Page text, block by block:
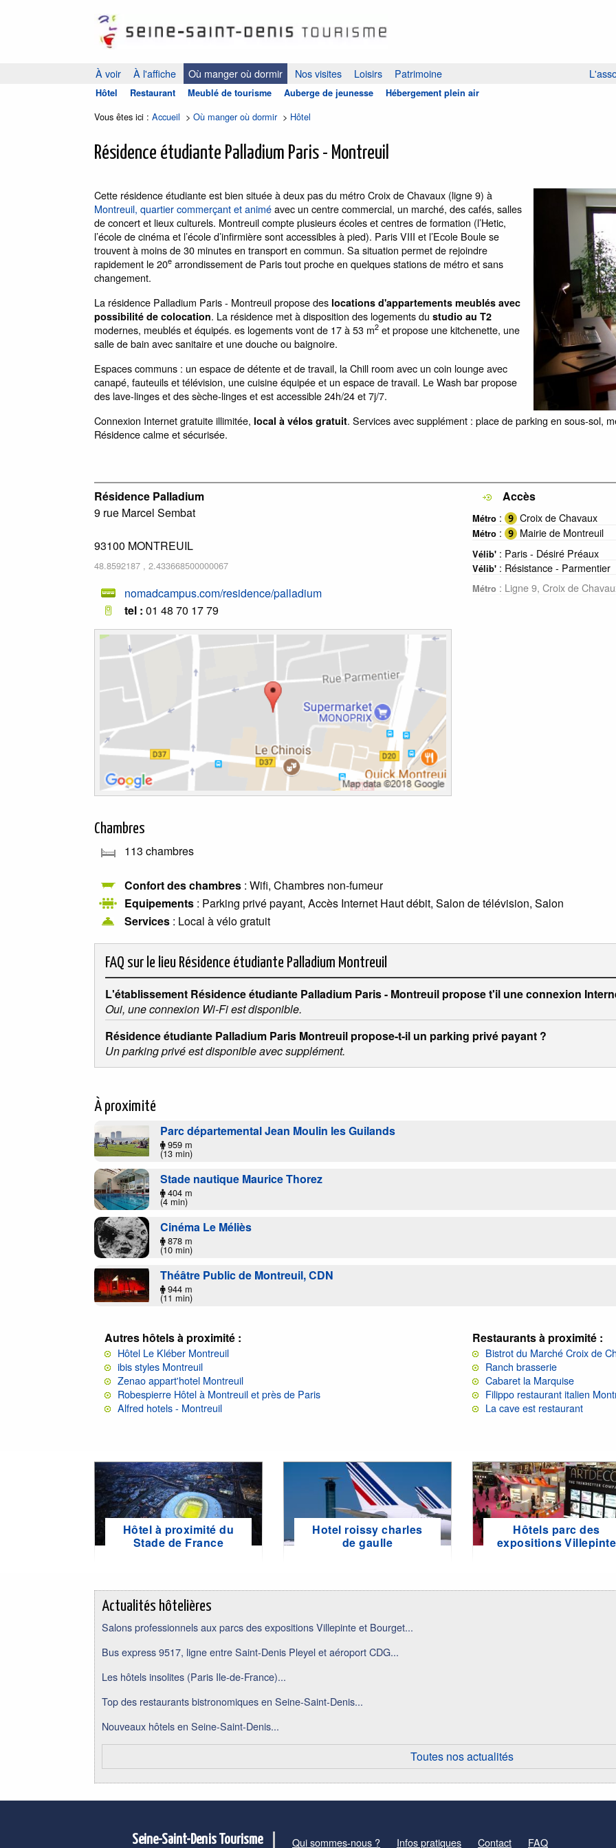
À voir À l'affiche Où manger où dormir Nos visites Loisirs Patrimoine
Hôtel Restaurant Meublé de tourisme Auberge de jeunesse Hébergement plein air
Vous êtes ici : Accueil > Où manger où dormir> Hôtel
Résidence étudiante Palladium Paris - Montreuil
Cette résidence étudiante est bien située à deux pas du métro Croix de Chavaux (ligne 9) à
Montreuil, quartier commerçant et animéavec un centre commercial, un marché, des cafés, salles
de concert et lieux culturels. Montreuil compte plusieurs écoles et centres de formation (l’Hetic,
l’école de cinéma et l’école d’infirmière sont accessibles à pied). Paris VIII et l’Ecole Boule se
trouvent à moins de 30 minutes en transport en commun. Sa situation permet de rejoindre
rapidement le 20e arrondissement de Paris tout proche en quelques stations de métro et sans
changement.
La résidence Palladium Paris - Montreuil propose des locations d'appartements meublés avec
possibilité de colocation. La résidence met à disposition des logements du studio au T2
modernes, meublés et équipés. es logements vont de 17 à 53 m2 et propose une kitchenette, une
salle de bain avec sanitaire et une douche ou baignoire.
Espaces communs : un espace de détente et de travail, la Chill room avec un coin lounge avec
canapé, fauteuils et télévision, une cuisine équipée et un espace de travail. Le Wash bar propose
des lave-linges et des sèche-linges et est accessible 24h/24 et 7j/7.
Connexion Internet gratuite illimitée, local à vélos gratuit. Services avec supplément : place de parking en sous-sol,
Résidence calme et sécurisée.
Résidence Palladium
9 rue Marcel Sembat
93100 MONTREUIL
48.8592187 , 2.433668500000067
nomadcampus.com/residence/palladium
tel : 01 48 70 17 79
Accès
Métro : Croix de Chavaux
Métro : Mairie de Montreuil
Vélib' : Paris - Désiré Préaux
Vélib' : Résistance - Parmentier
Métro : Ligne 9, Croix de
Chambres
113 chambres
Confort des chambres : Wifi, Chambres non-fumeur
Equipements : Parking privé payant, Accès Internet Haut débit, Salon de télévision, Salon
Services : Local à vélo gratuit
FAQ sur le lieu Résidence étudiante Palladium Montreuil
L'établissement Résidence étudiante Palladium Paris - Montreuil propose t'il une connexion
Oui, une connexion Wi-Fi est disponible.
Résidence étudiante Palladium Paris Montreuil propose-t-il un parking privé payant ?
Un parking privé est disponible avec supplément.
À proximité
Parc départemental Jean Moulin les Guilands
959 m
(13 min)
Stade nautique Maurice Thorez
404 m
(4 min)
Cinéma Le Méliès
878 m
(10 min)
Théâtre Public de Montreuil, CDN
944 m
(11 min)
Autres hôtels à proximité :
Hôtel Le Kléber Montreuil
ibis styles Montreuil
Zenao appart'hotel Montreuil
Robespierre Hôtel à Montreuil et près de Paris
Alfred hotels - Montreuil
Restaurants à proximité :
Bistrot du Marché Croix de
Ranch brasserie
Cabaret la Marquise
Filippo restaurant italien
La cave est restaurant
Hôtel à proximité du
Stade de France
Hotel roissy charles
de gaulle
Hôtels parc des
expositions Villepinte
Actualités hôtelières
Salons professionnels aux parcs des expositions Villepinte et Bourget...
Bus express 9517, ligne entre Saint-Denis Pleyel et aéroport CDG...
Les hôtels insolites (Paris Ile-de-France)...
Top des restaurants bistronomiques en Seine-Saint-Denis...
Nouveaux hôtels en Seine-Saint-Denis...
Toutes nos actualités
Seine-Saint-Denis Tourisme Qui sommes-nous ? Infos pratiques Contact FAQ